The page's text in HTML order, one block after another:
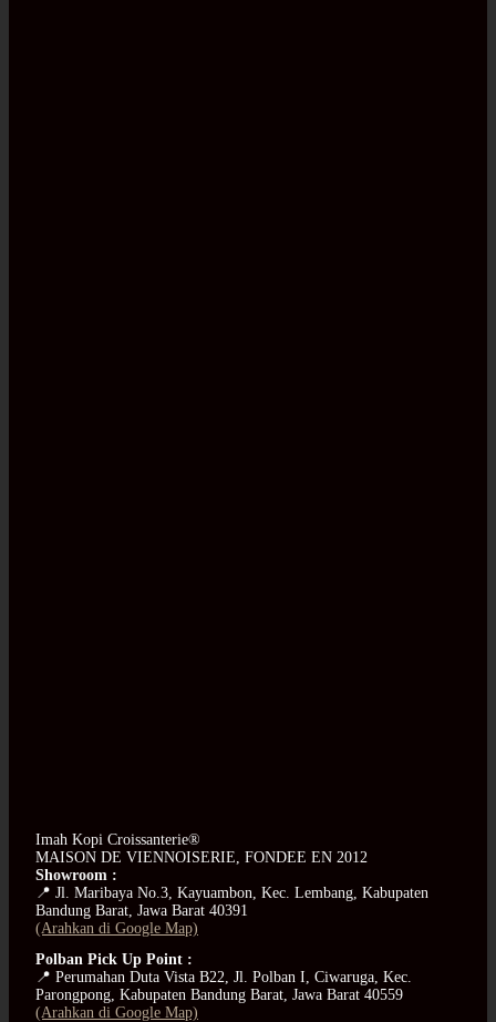
Imah Kopi Croissanterie®
MAISON DE VIENNOISERIE, FONDEE EN 2012
Showroom :
📍 Jl. Maribaya No.3, Kayuambon, Kec. Lembang, Kabupaten
Bandung Barat, Jawa Barat 40391
(Arahkan di Google Map)
Polban Pick Up Point :
📍 Perumahan Duta Vista B22, Jl. Polban I, Ciwaruga, Kec.
Parongpong, Kabupaten Bandung Barat, Jawa Barat 40559
(Arahkan di Google Map)